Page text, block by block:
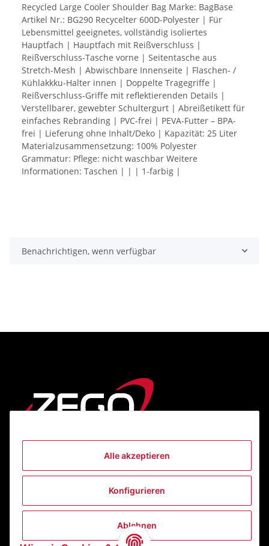
Alle akzeptieren
Konfigurieren
Ablehnen
Recycled Large Cooler Shoulder Bag Marke: BagBase
Artikel Nr.: BG290 Recycelter 600D-Polyester | Für
Lebensmittel geeignetes, vollständig isoliertes
Hauptfach | Hauptfach mit Reißverschluss |
Reißverschluss-Tasche vorne | Seitentasche aus
Stretch-Mesh | Abwischbare Innenseite | Flaschen- /
Kühlakkku-Halter innen | Doppelte Tragegriffe |
Reißverschluss-Griffe mit reflektierenden Details |
Verstellbarer, gewebter Schultergurt | Abreißetikett für
einfaches Rebranding | PVC-frei | PEVA-Futter – BPA-
frei | Lieferung ohne Inhalt/Deko | Kapazität: 25 Liter
Materialzusammensetzung: 100% Polyester
Grammatur: Pflege: nicht waschbar Weitere
Informationen: Taschen | | | 1-farbig |
Benachrichtigen, wenn verfügbar
Informationen